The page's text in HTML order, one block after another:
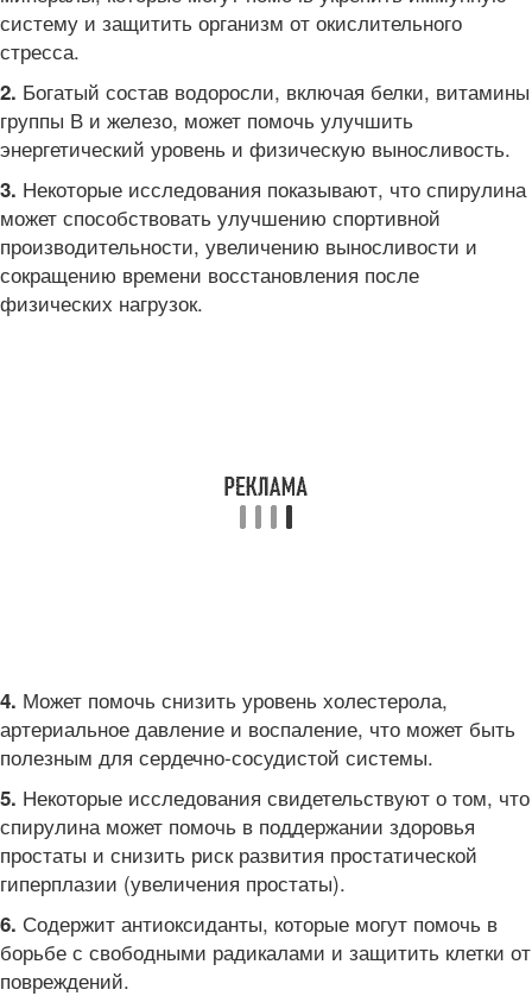
систему и защитить организм от окислительного
стресса.
2. Богатый состав водоросли, включая белки, витамины
группы В и железо, может помочь улучшить
энергетический уровень и физическую выносливость.
3. Некоторые исследования показывают, что спирулина
может способствовать улучшению спортивной
производительности, увеличению выносливости и
сокращению времени восстановления после
физических нагрузок.
4. Может помочь снизить уровень холестерола,
артериальное давление и воспаление, что может быть
полезным для сердечно-сосудистой системы.
5. Некоторые исследования свидетельствуют о том, что
спирулина может помочь в поддержании здоровья
простаты и снизить риск развития простатической
гиперплазии (увеличения простаты).
6. Содержит антиоксиданты, которые могут помочь в
борьбе с свободными радикалами и защитить клетки от
повреждений.